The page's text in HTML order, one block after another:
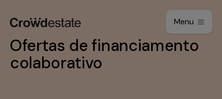
Menu
Ofertas de financiamento
colaborativo